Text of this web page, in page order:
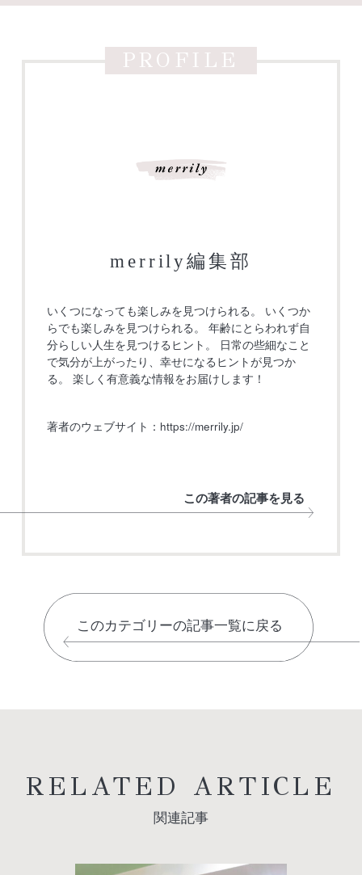
PROFILE
merrily編集部
いくつになっても楽しみを見つけられる。 いくつか
らでも楽しみを見つけられる。 年齢にとらわれず自
分らしい人生を見つけるヒント。 日常の些細なこと
で気分が上がったり、幸せになるヒントが見つか
る。 楽しく有意義な情報をお届けします！
著者のウェブサイト： https://merrily.jp/
この著者の記事を見る
このカテゴリーの記事一覧に戻る
RELATED ARTICLE
関連記事